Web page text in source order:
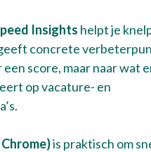
Insights helpt je
concrete
een score, maar naar wat
op vacature- en
is praktisch om